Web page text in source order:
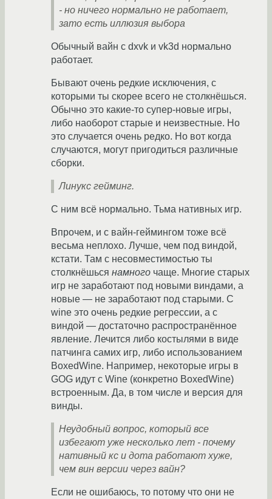
- но ничего нормально не работает,
зато есть иллюзия выбора
Обычный вайн с dxvk и vk3d нормально
работает.
Бывают очень редкие исключения, с
которыми ты скорее всего не столкнёшься.
Обычно это какие-то супер-новые игры,
либо наоборот старые и неизвестные. Но
это случается очень редко. Но вот когда
случаются, могут пригодиться различные
сборки.
Линукс гейминг.
С ним всё нормально. Тьма нативных игр.
Впрочем, и с вайн-геймингом тоже всё
весьма неплохо. Лучше, чем под виндой,
кстати. Там с несовместимостью ты
столкнёшься намного чаще. Многие старых
игр не заработают под новыми виндами, а
новые — не заработают под старыми. С
wine это очень редкие регрессии, а с
виндой — достаточно распространённое
явление. Лечится либо костылями в виде
патчинга самих игр, либо использованием
BoxedWine. Например, некоторые игры в
GOG идут с Wine (конкретно BoxedWine)
встроенным. Да, в том числе и версия для
винды.
Неудобный вопрос, который все
избегают уже несколько лет - почему
нативный кс и дота работают хуже,
чем вин версии через вайн?
Если не ошибаюсь, то потому что они не